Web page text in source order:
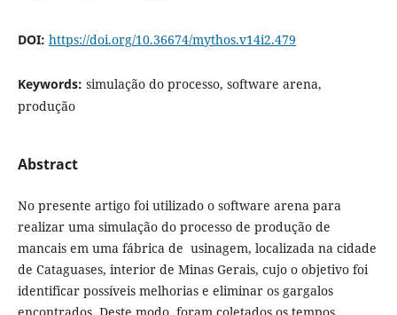
DOI: https://doi.org/10.36674/mythos.v14i2.479
Keywords: simulação do processo, software arena,
produção
Abstract
No presente artigo foi utilizado o software arena para
realizar uma simulação do processo de produção de
mancais em uma fábrica de usinagem, localizada na cidade
de Cataguases, interior de Minas Gerais, cujo o objetivo foi
identificar possíveis melhorias e eliminar os gargalos